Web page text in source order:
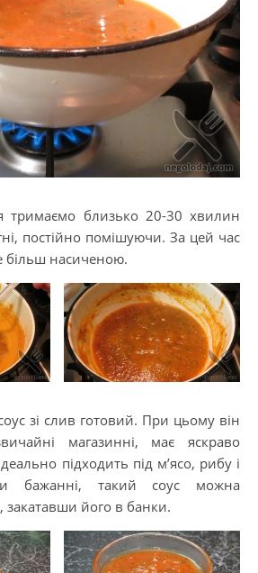
тримаємо близько 20-30 хвилин
постійно помішуючи. За цей час
більш насиченою.
зі слив готовий. При цьому він
магазинні, має яскраво
підходить під м’ясо, рибу і
бажанні, такий соус можна
закатавши його в банки.